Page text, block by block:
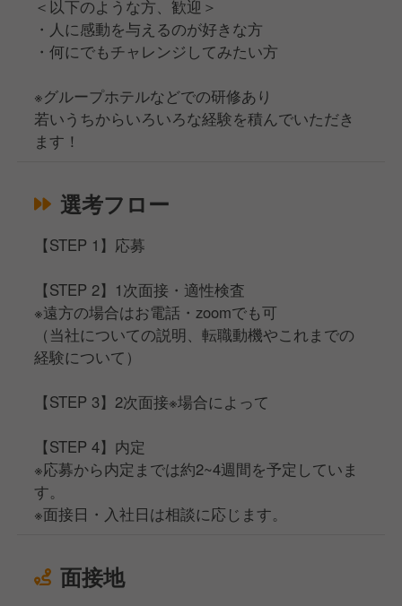
＜以下のような⽅、歓迎＞
・人に感動を与えるのが好きな方
・何にでもチャレンジしてみたい方
※グループホテルなどでの研修あり
若いうちからいろいろな経験を積んでいただき
ます！
選考フロー
【STEP 1】応募
【STEP 2】1次面接・適性検査
※遠方の場合はお電話・zoomでも可
（当社についての説明、転職動機やこれまでの
経験について）
【STEP 3】2次面接※場合によって
【STEP 4】内定
※応募から内定までは約2~4週間を予定していま
す。
※面接日・入社日は相談に応じます。
面接地